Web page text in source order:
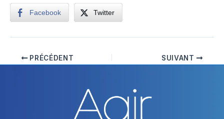
Facebook Twitter
PRÉCÉDENT SUIVANT